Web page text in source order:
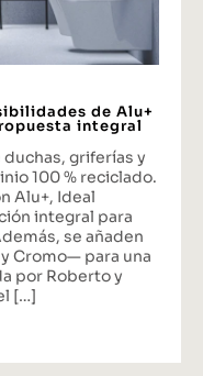
de Alu+
integral
griferías y
100 % reciclado.
Alu+, Ideal
integral para
se añaden
Cromo— para una
por Roberto y
[…]